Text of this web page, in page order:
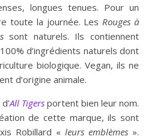
longues tenues. Pour un
toute la journée. LesRouges à
sont naturels. Ils contiennent
d’ingrédients naturels dont
biologique. Vegan, ils ne
d’origine animale.
d’All Tigers portent bien leur nom.
de cette marque, ils sont
Robillard « leurs emblèmes ».